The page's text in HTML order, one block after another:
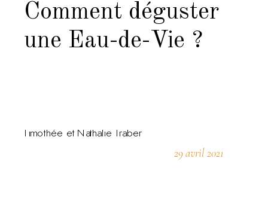
Comment déguster
une Eau-de-Vie ?
29 avril 2021